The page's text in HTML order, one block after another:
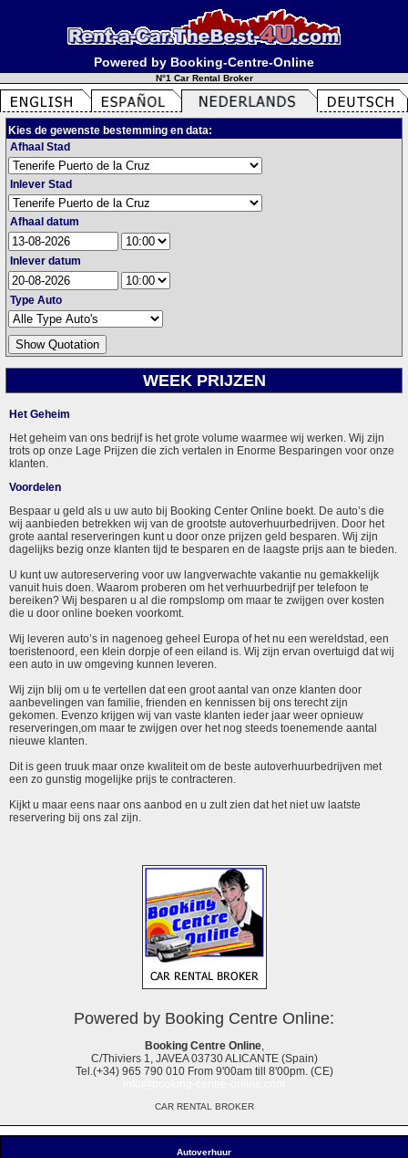
Powered by Booking-Centre-Online
N°1 Car Rental Broker
Autoverhuur
Kies de gewenste bestemming en data:
Afhaal Stad
Inlever Stad
Afhaal datum
Inlever datum
Type Auto
WEEK PRIJZEN
Het Geheim
Het geheim van ons bedrijf is het grote volume waarmee wij werken. Wij zijn
trots op onze Lage Prijzen die zich vertalen in Enorme Besparingen voor onze
klanten.
Voordelen
Bespaar u geld als u uw auto bij Booking Center Online boekt. De auto’s die
wij aanbieden betrekken wij van de grootste autoverhuurbedrijven. Door het
grote aantal reserveringen kunt u door onze prijzen geld besparen. Wij zijn
dagelijks bezig onze klanten tijd te besparen en de laagste prijs aan te bieden.
U kunt uw autoreservering voor uw langverwachte vakantie nu gemakkelijk
vanuit huis doen. Waarom proberen om het verhuurbedrijf per telefoon te
bereiken? Wij besparen u al die rompslomp om maar te zwijgen over kosten
die u door online boeken voorkomt.
Wij leveren auto’s in nagenoeg geheel Europa of het nu een wereldstad, een
toeristenoord, een klein dorpje of een eiland is. Wij zijn ervan overtuigd dat wij
een auto in uw omgeving kunnen leveren.
Wij zijn blij om u te vertellen dat een groot aantal van onze klanten door
aanbevelingen van familie, frienden en kennissen bij ons terecht zijn
gekomen. Evenzo krijgen wij van vaste klanten ieder jaar weer opnieuw
reserveringen,om maar te zwijgen over het nog steeds toenemende aantal
nieuwe klanten.
Dit is geen truuk maar onze kwaliteit om de beste autoverhuurbedrijven met
een zo gunstig mogelijke prijs te contracteren.
Kijkt u maar eens naar ons aanbod en u zult zien dat het niet uw laatste
reservering bij ons zal zijn.
Powered by Booking Centre Online:
Booking Centre Online,
C/Thiviers 1, JAVEA 03730 ALICANTE (Spain)
Tel.(+34) 965 790 010 From 9'00am till 8'00pm. (CE)
CAR RENTAL BROKER